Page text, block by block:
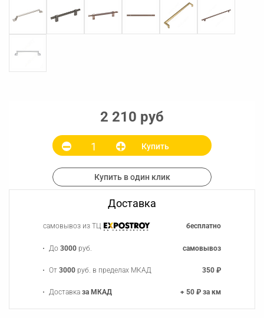
2 210 руб
Купить
Купить в один клик
Доставка
самовывоз из ТЦ бесплатно
До3000 руб. самовывоз
От3000 руб. в пределах МКАД 350 ₽
Доставказа МКАД + 50 ₽ за км